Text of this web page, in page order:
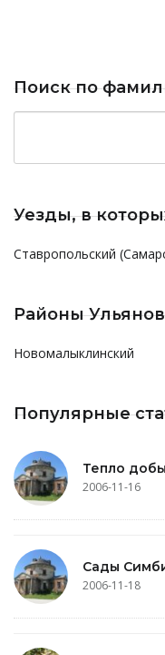
Поиск по
Уезды, в
Ставропольский
Районы
Новомалыклинский
Популярные
Тепло
2006-11-16
Сады
2006-11-18